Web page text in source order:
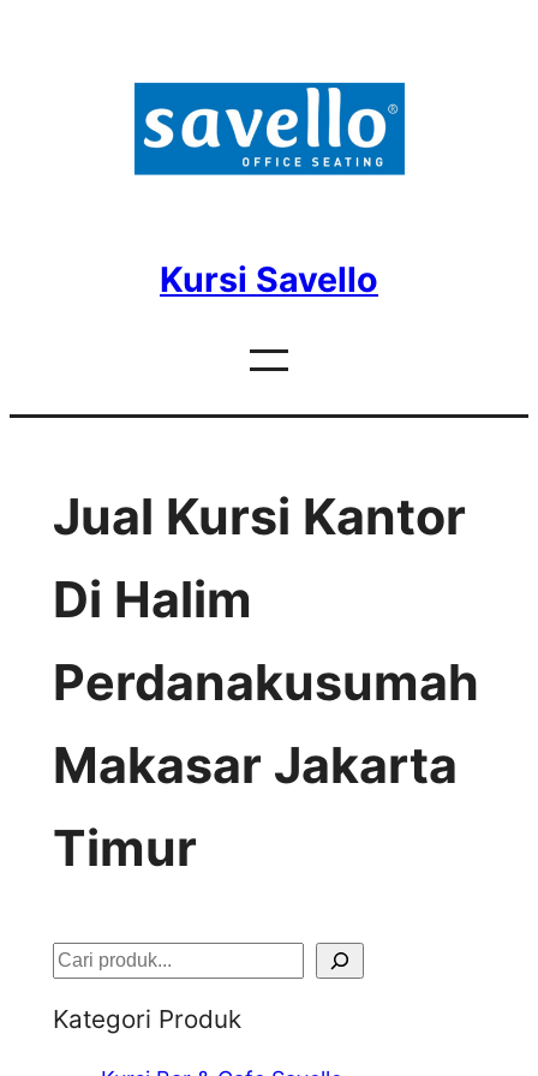
Kursi Savello
Jual Kursi Kantor
Di Halim
Perdanakusumah
Makasar Jakarta
Timur
S
Kategori Produk